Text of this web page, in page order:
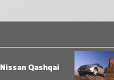
Nissan Qashqai